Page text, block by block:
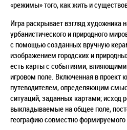
«режимы» того, как жить и
Игра раскрывает взгляд художника
урбанистического и природного
с помощью созданных вручную
изображением городских и
есть карты с событиями, влияющими
игровом поле. Включенная в проект
путеводителем, определяющим
ситуаций, заданных картами; исход
выкладываемые на общее поле,
географию совместно формируемого